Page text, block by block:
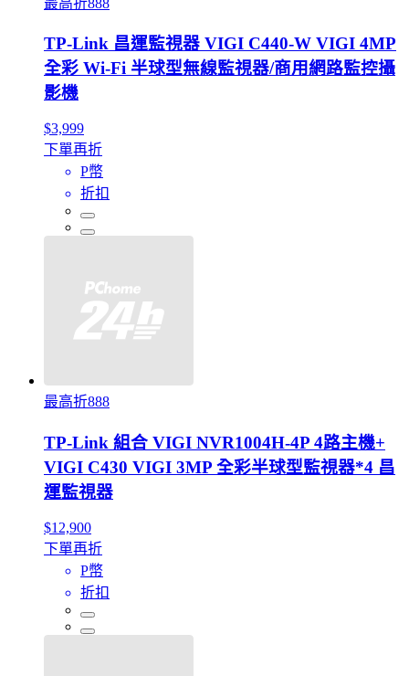
TP-Link 昌運監視器 VIGI C440-W VIGI 4MP
全彩 Wi-Fi 半球型無線監視器/商用網路監控攝
影機
$3,999
下單再折
P幣
折扣
最高折888
TP-Link 組合 VIGI NVR1004H-4P 4路主機+
VIGI C430 VIGI 3MP 全彩半球型監視器*4 昌
運監視器
$12,900
下單再折
P幣
折扣